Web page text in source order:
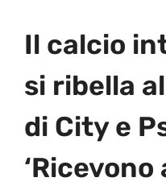
Il calcio
si ribella
di City e